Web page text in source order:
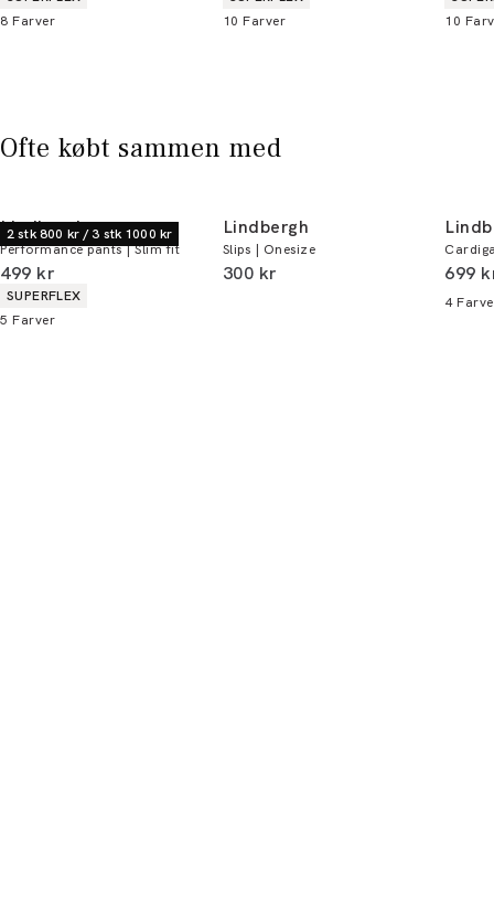
8 Farver
10 Farver
10
Ofte købt sammen med
2 stk 800 kr / 3 stk 1000 kr
Lindbergh
Performance pants | Slim fit
I alt (inkl. rabat)
499 kr
Produkt egenskaber
SUPERFLEX
5 Farver
Lindbergh
Slips | Onesize
I alt (inkl. rabat)
300 kr I alt
699
4